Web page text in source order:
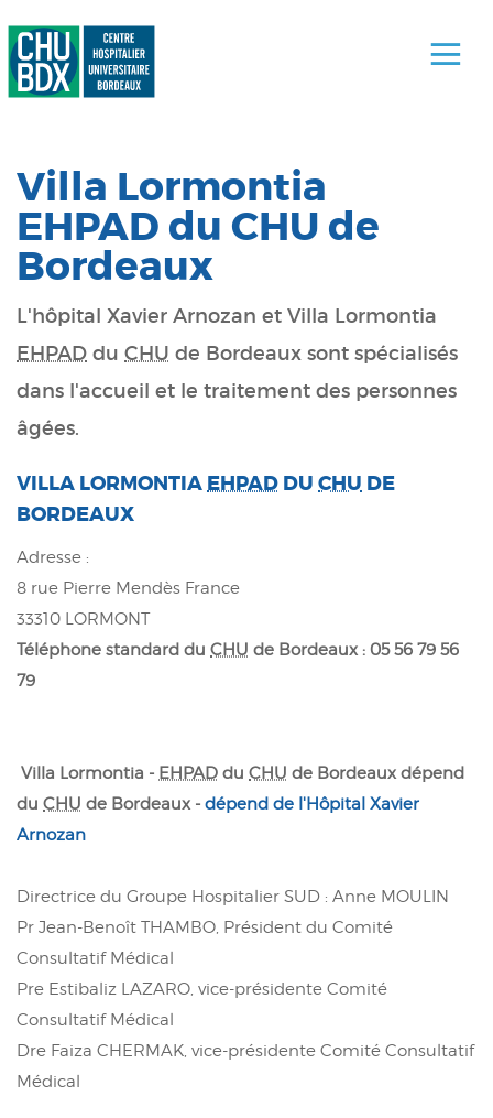
Villa Lormontia
EHPAD du CHU de
Bordeaux
L'hôpital Xavier Arnozan et Villa Lormontia
EHPAD du CHU de Bordeaux sont spécialisés
dans l'accueil et le traitement des personnes
âgées.
VILLA LORMONTIAEHPAD DU CHU DE
BORDEAUX
Adresse :
8 rue Pierre Mendès France
33310 LORMONT
Téléphone standard du CHU de Bordeaux : 05 56 79 56
79
Villa Lormontia - EHPAD du CHU de Bordeaux dépend
du CHU de Bordeaux - dépend de l'Hôpital Xavier
Arnozan
Directrice du Groupe Hospitalier SUD : Anne MOULIN
Pr Jean-Benoît THAMBO, Président du Comité
Consultatif Médical
Pre Estibaliz LAZARO, vice-présidente Comité
Consultatif Médical
Dre Faiza CHERMAK, vice-présidente Comité Consultatif
Médical